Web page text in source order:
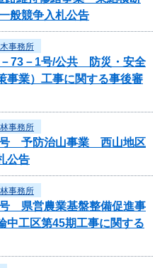
般競争入札公告
事務所
－73－1号/公共 防災・安全
事業）工事に関する事後審
事務所
号 予防治山事業 西山地区
公告
事務所
号 県営農業基盤整備促進事
工区第45期工事に関する